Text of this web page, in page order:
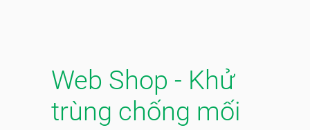
Web Shop - Khử
trùng chống mối